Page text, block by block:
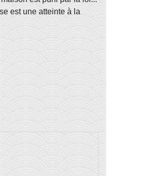
est une atteinte à la